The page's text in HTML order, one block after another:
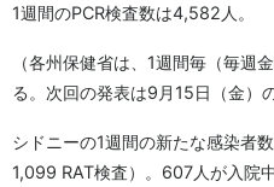
1週間のPCR検査数は4,582人。
（各州保健省は、1週間毎（毎週
る。次回の発表は9月15日（金）
シドニーの1週間の新たな感染者
1,099 RAT検査）。607人が入院